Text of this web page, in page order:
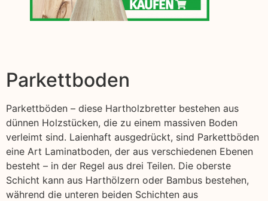
Parkettboden
Parkettböden – diese Hartholzbretter bestehen aus
dünnen Holzstücken, die zu einem massiven Boden
verleimt sind. Laienhaft ausgedrückt, sind Parkettböden
eine Art Laminatboden, der aus verschiedenen Ebenen
besteht – in der Regel aus drei Teilen. Die oberste
Schicht kann aus Harthölzern oder Bambus bestehen,
während die unteren beiden Schichten aus